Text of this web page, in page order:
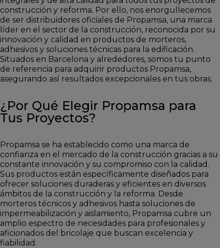
construcción y reforma. Por ello, nos enorgullecemos
de ser distribuidores oficiales de Propamsa, una marca
líder en el sector de la construcción, reconocida por su
innovación y calidad en productos de morteros,
adhesivos y soluciones técnicas para la edificación.
Situados en Barcelona y alrededores, somos tu punto
de referencia para adquirir productos Propamsa,
asegurando así resultados excepcionales en tus obras.
¿Por Qué Elegir Propamsa para
Tus Proyectos?
Propamsa se ha establecido como una marca de
confianza en el mercado de la construcción gracias a su
constante innovación y su compromiso con la calidad.
Sus productos están específicamente diseñados para
ofrecer soluciones duraderas y eficientes en diversos
ámbitos de la construcción y la reforma. Desde
morteros técnicos y adhesivos hasta soluciones de
impermeabilización y aislamiento, Propamsa cubre un
amplio espectro de necesidades para profesionales y
aficionados del bricolaje que buscan excelencia y
fiabilidad.